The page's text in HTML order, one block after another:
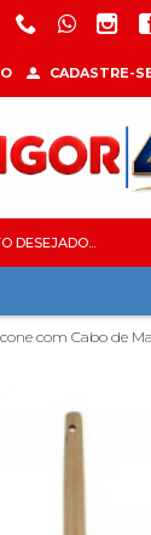
CADASTRE-
com Cabo de